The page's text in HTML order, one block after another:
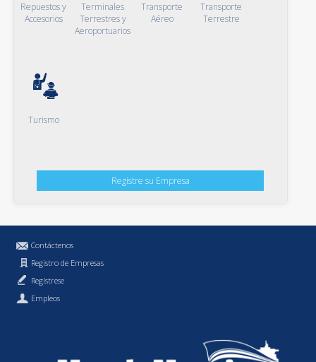
Repuestos y
Accesorios
Terminales
Terrestres y
Aeroportuarios
Transporte
Aéreo
Transporte
Terrestre
Turismo
Registre su Empresa
Contáctenos
Registro de Empresas
Regístrese
Empleos